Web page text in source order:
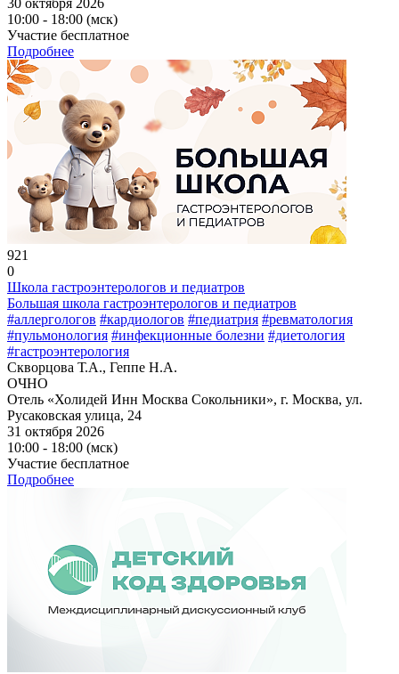
10:00 - 18:00 (мск)
Участие бесплатное
Подробнее
921
0
Школа гастроэнтерологов и педиатров
Большая школа гастроэнтерологов и педиатров
#аллергологов #кардиологов #педиатрия #ревматология
#пульмонология #инфекционные болезни #диетология
#гастроэнтерология
Скворцова Т.А., Геппе Н.А.
ОЧНО
Отель «Холидей Инн Москва Сокольники», г. Москва, ул.
Русаковская улица, 24
31 октября 2026
10:00 - 18:00 (мск)
Участие бесплатное
Подробнее